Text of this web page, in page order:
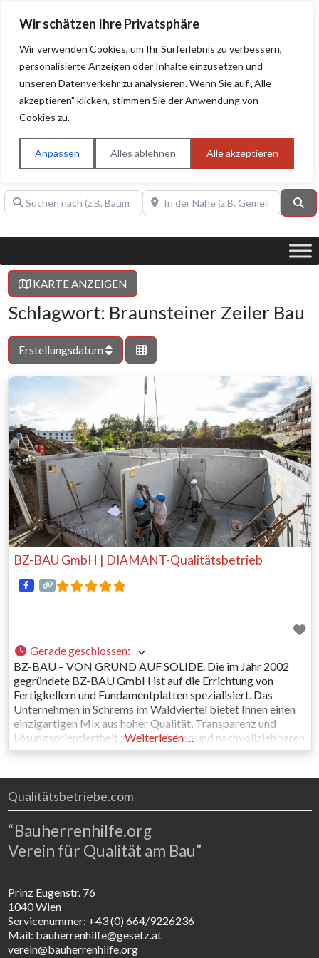
Wir schätzen Ihre Privatsphäre
Wir verwenden Cookies, um Ihr Surferlebnis zu verbessern,
personalisierte Anzeigen oder Inhalte einzusetzen und
unseren Datenverkehr zu analysieren. Wenn Sie auf „Alle
akzeptieren" klicken, stimmen Sie der Anwendung von
Cookies zu.
Anpassen Alles ablehnen Alle akzeptieren
BAUHERRENHILFE.orgQualitätssiegel!
Sie finden hier nur Qualitätsbetriebe, die mit dem DIAMANT,
PLATIN, GOLD, SILBER, ANWÄRTER "Bauherrenhilfe.org-
Qualitätssiegel" ausgezeichnet sind.
Suchen nach (z.B. Baumeister oder Dachdecker)In der Nähe (z.B. Gemeinde Baden)
KARTE ANZEIGEN
Schlagwort: Braunsteiner Zeiler Bau
Erstellungsdatum
BZ-BAU GmbH | DIAMANT-Qualitätsbetrieb
Gerade geschlossen:
BZ-BAU – VON GRUND AUF SOLIDE. Die im Jahr 2002
gegründete BZ-BAU GmbH ist auf die Errichtung von
Fertigkellern und Fundamentplatten spezialisiert. Das
Unternehmen in Schrems im Waldviertel bietet Ihnen einen
einzigartigen Mix aus hoher Qualität, Transparenz und
Lösungsorientiertheit zu einem fairen und nachvollziehbaren
Preis. Möglich ist das durch die hochqualifizierten und
Unternehmen mittlerweile
Weiterlesen …
Qualitätsbetriebe.com
“Bauherrenhilfe.org
Verein für Qualität am Bau”
Prinz Eugenstr. 76
1040 Wien
Servicenummer: +43 (0) 664/9226236
Mail: bauherrenhilfe@gesetz.at
verein@bauherrenhilfe.org